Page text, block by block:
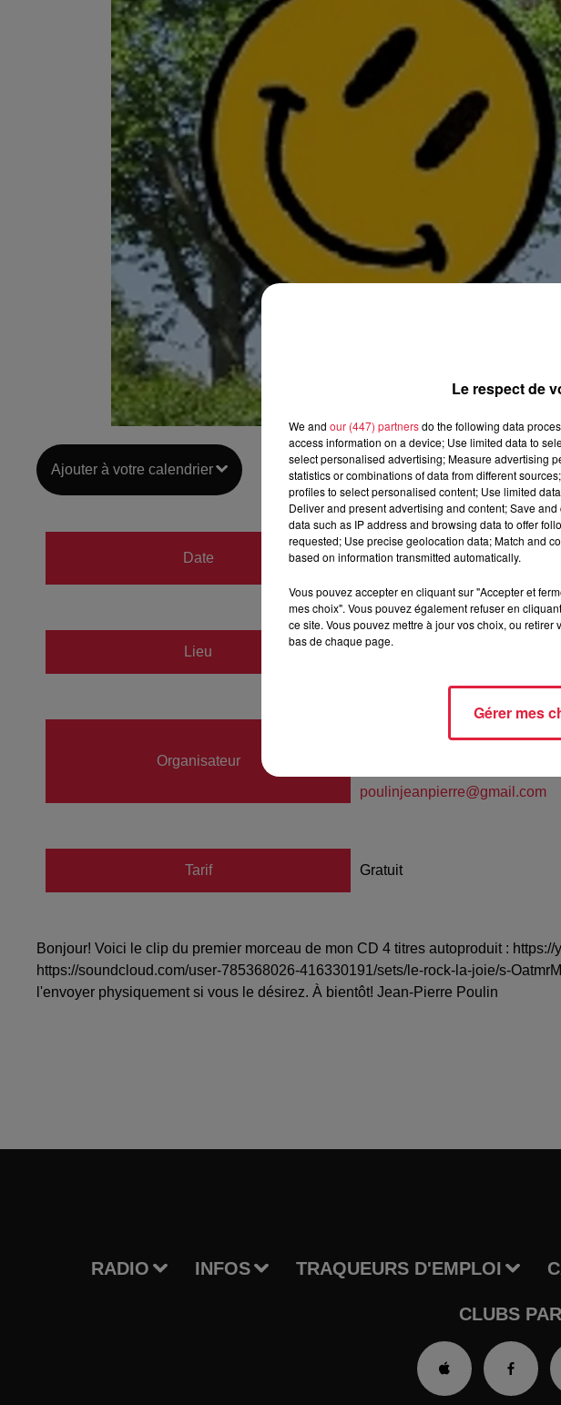
Ajouter à votre calendrier
Date
du17 novembre 2020 à 0h00
Lieu
Organisateur
poulinjeanpierre@gmail.com
Tarif Gratuit
Bonjour! Voici le clip du premier morceau de mon CD 4 titres autoproduit :
https://soundcloud.com/user-785368026-416330191/sets/le-rock-la-joie/s-
l'envoyer physiquement si vous le désirez. À bientôt! Jean-Pierre Poulin
RADIO INFOS TRAQUEURS D'EMPLOI
CLUBS
Le respect de
We and our (447) partnersdo the following data
access information on a device; Use limited data to
select personalised advertising; Measure advertising
statistics or combinations of data from different
profiles to select personalised content; Use limited
Deliver and present advertising and content; Save
data such as IP address and browsing data to offer
requested; Use precise geolocation data; Match and
based on information transmitted automatically.
Vous pouvez accepter en cliquant sur "Accepter et
mes choix". Vous pouvez également refuser en
ce site. Vous pouvez mettre à jour vos choix, ou
bas de chaque page.
Gérer mes